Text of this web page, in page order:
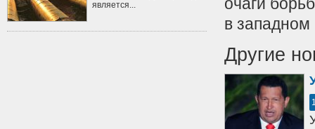
является...
в
Другие